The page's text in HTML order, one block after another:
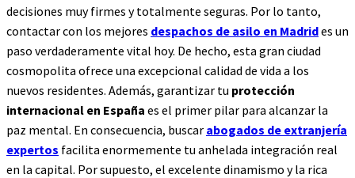
decisiones muy firmes y totalmente seguras. Por lo tanto,
contactar con los mejores despachos de asilo en Madrides un
paso verdaderamente vital hoy. De hecho, esta gran ciudad
cosmopolita ofrece una excepcional calidad de vida a los
nuevos residentes. Además, garantizar tu protección
internacional en España es el primer pilar para alcanzar la
paz mental. En consecuencia, buscar abogados de extranjería
expertos facilita enormemente tu anhelada integración real
en la capital. Por supuesto, el excelente dinamismo y la rica